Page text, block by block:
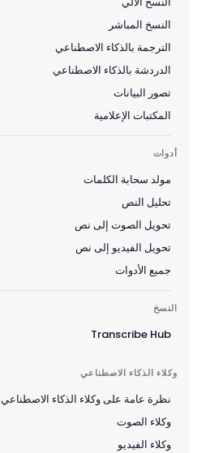
النسخ المباشر
الترجمة بالذكاء الاصطناعي
الدردشة بالذكاء الاصطناعي
تصور البيانات
المكتبات الإعلامية
أدوات
مولد سحابة الكلمات
تحليل النص
تحويل الصوت إلى نص
تحويل الفيديو إلى نص
جميع الأدوات
النسخ
Transcribe Hub
وكلاء الذكاء الاصطناعي
نظرة عامة على وكلاء الذكاء الاصطناعي
وكلاء الصوت
وكلاء الفيديو